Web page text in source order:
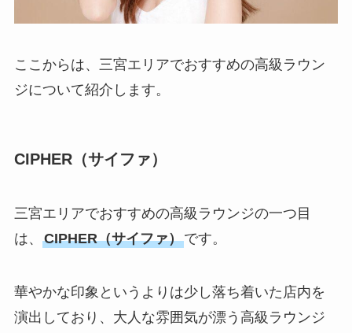
ここからは、三宮エリアでおすすめの高級ラウン
ジについて紹介します。
CIPHER（サイファ）
三宮エリアでおすすめの高級ラウンジの一つ目
は、 CIPHER（サイファ）です。
華やかな印象というよりは少し落ち着いた店内を
演出しており、大人な雰囲気が漂う高級ラウンジ